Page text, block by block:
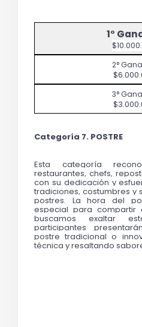
Categoría 7. POSTRE
Esta categoría
restaurantes, chefs,
con su dedicación y
tradiciones, costumbres y
postres. La hora del
especial para
buscamos exaltar
participantes
postre tradicional o
técnica y resaltando